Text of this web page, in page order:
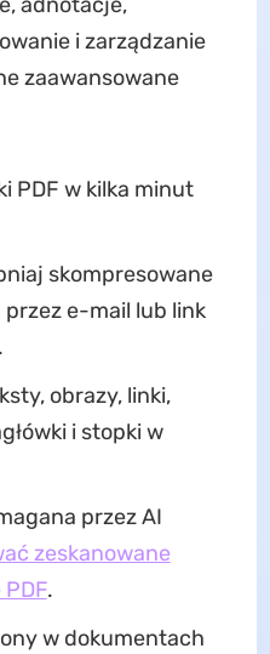
i zarządzanie
zaawansowane
PDF w kilka minut
skompresowane
e-mail lub link
obrazy, linki,
i stopki w
przez AI
zeskanowane
.
w dokumentach